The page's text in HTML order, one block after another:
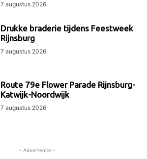
7 augustus 2026
Drukke braderie tijdens Feestweek
Rijnsburg
7 augustus 2026
Route 79e Flower Parade Rijnsburg-
Katwijk-Noordwijk
7 augustus 2026
- Advertentie -